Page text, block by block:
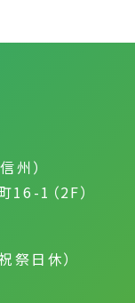
州）
1（2F）
祭日休）